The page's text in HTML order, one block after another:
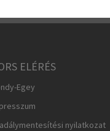
ELÉRÉS
Egey
nyilatkozat